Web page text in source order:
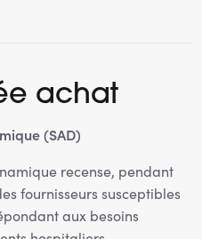
achat
(SAD)
recense, pendant
fournisseurs susceptibles
aux besoins